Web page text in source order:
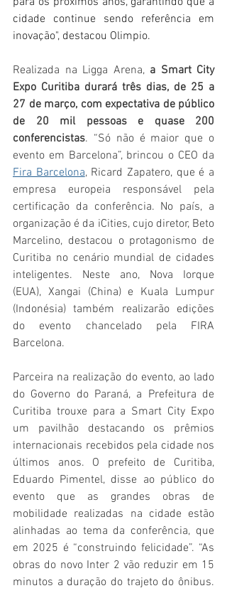
cidade continue sendo referência em
inovação", destacou Olimpio.
Realizada na Ligga Arena, a Smart City
Expo Curitiba durará três dias, de 25 a
27 de março, com expectativa de público
de 20 mil pessoas e quase 200
conferencistas. “Só não é maior que o
Fira Barcelona, Ricard Zapatero, que é a
empresa europeia responsável pela
certificação da conferência. No país, a
organização é da iCities, cujo diretor, Beto
Marcelino, destacou o protagonismo de
Curitiba no cenário mundial de cidades
inteligentes. Neste ano, Nova Iorque
(EUA), Xangai (China) e Kuala Lumpur
(Indonésia) também realizarão edições
do evento chancelado pela FIRA
Barcelona.
Parceira na realização do evento, ao lado
do Governo do Paraná, a Prefeitura de
Curitiba trouxe para a Smart City Expo
um pavilhão destacando os prêmios
internacionais recebidos pela cidade nos
últimos anos. O prefeito de Curitiba,
Eduardo Pimentel, disse ao público do
evento que as grandes obras de
mobilidade realizadas na cidade estão
alinhadas ao tema da conferência, que
em 2025 é “construindo felicidade”. “As
obras do novo Inter 2 vão reduzir em 15
minutos a duração do trajeto do ônibus.